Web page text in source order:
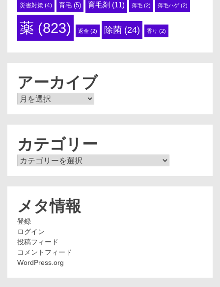
災害対策 (4) 育毛 (5) 育毛剤 (11) 薄毛 (2) 薄毛ハゲ(2)
薬 (823) 返金 (2) 除菌 (24) 香り (2)
アーカイブ
ア
カテゴリー
カ
メタ情報
登録
ログイン
投稿フィード
コメントフィード
WordPress.org